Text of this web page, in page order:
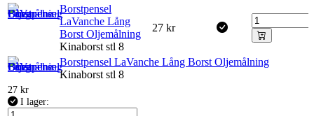
Borstpensel
LaVanche Lång
Borst Oljemålning
Kinaborst stl 8
27 kr
Borstpensel LaVanche Lång Borst Oljemålning
Kinaborst stl 8
27 kr
I lager: